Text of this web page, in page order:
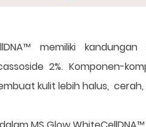
memiliki kandungan
2%. Komponen-
kulit lebih halus, cerah,